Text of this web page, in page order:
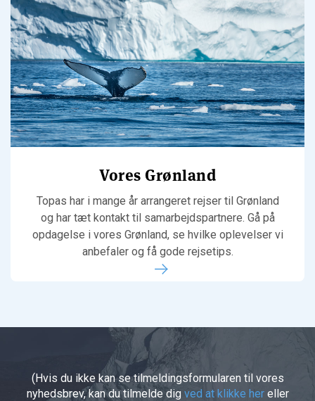
Vores Grønland
Topas har i mange år arrangeret rejser til Grønland
og har tæt kontakt til samarbejdspartnere. Gå på
opdagelse i vores Grønland, se hvilke oplevelser vi
anbefaler og få gode rejsetips.
(Hvis du ikke kan se tilmeldingsformularen til vores
nyhedsbrev, kan du tilmelde dig ved at klikke hereller